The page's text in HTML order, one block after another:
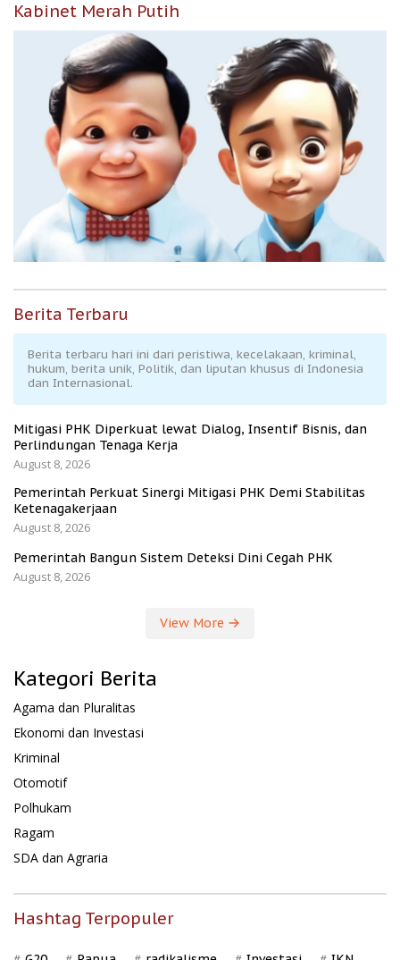
Kabinet Merah Putih
Berita Terbaru
Berita terbaru hari ini dari peristiwa, kecelakaan, kriminal,
hukum, berita unik, Politik, dan liputan khusus di Indonesia
dan Internasional.
Mitigasi PHK Diperkuat lewat Dialog, Insentif Bisnis, dan
Perlindungan Tenaga Kerja
August 8, 2026
Pemerintah Perkuat Sinergi Mitigasi PHK Demi Stabilitas
Ketenagakerjaan
August 8, 2026
Pemerintah Bangun Sistem Deteksi Dini Cegah PHK
August 8, 2026
View More
Kategori Berita
Agama dan Pluralitas
Ekonomi dan Investasi
Kriminal
Otomotif
Polhukam
Ragam
SDA dan Agraria
Hashtag Terpopuler